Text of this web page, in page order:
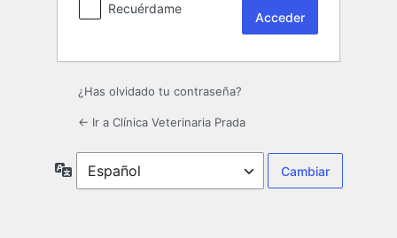
Recuérdame
¿Has olvidado tu contraseña?
← Ir a Clínica Veterinaria Prada
Idioma